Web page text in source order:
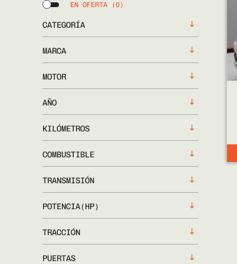
EN OFERTA (0)
CATEGORÍA
MARCA
MOTOR
AÑO
KILÓMETROS
COMBUSTIBLE
TRANSMISIÓN
POTENCIA(HP)
TRACCIÓN
PUERTAS